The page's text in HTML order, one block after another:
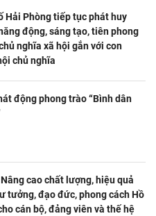
Hải Phòng tiếp tục phát huy
động, sáng tạo, tiên phong
nghĩa xã hội gắn với con
chủ nghĩa
động phong trào “Bình dân
cao chất lượng, hiệu quả
tưởng, đạo đức, phong cách Hồ
cán bộ, đảng viên và thế hệ